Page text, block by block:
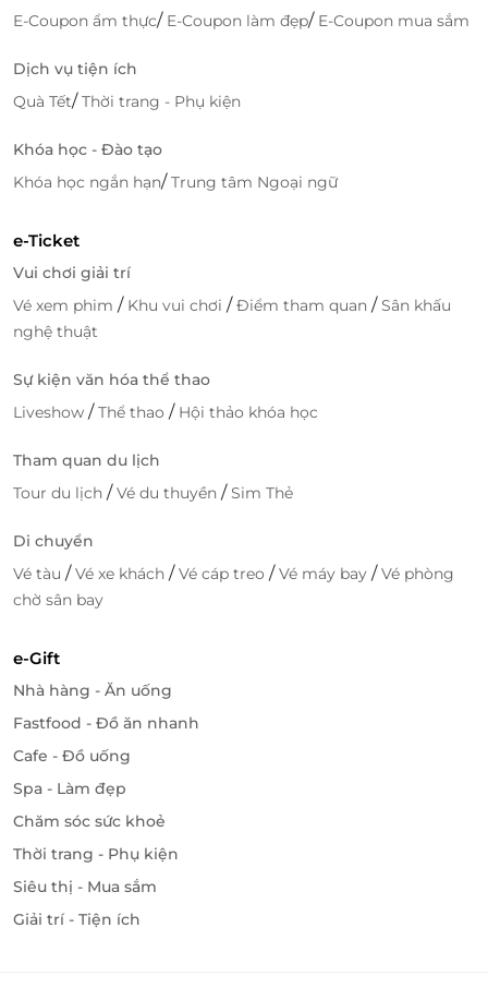
E-Coupon ẩm thực/ E-Coupon làm đẹp/ E-Coupon mua sắm
Dịch vụ tiện ích
Quà Tết/Thời trang - Phụ kiện
Khóa học - Đào tạo
Khóa học ngắn hạn/Trung tâm Ngoại ngữ
e-Ticket
Vui chơi giải trí
Vé xem phim / Khu vui chơi /Điểm tham quan /Sân khấu
nghệ thuật
Sự kiện văn hóa thể thao
Liveshow /Thể thao / Hội thảo khóa học
Tham quan du lịch
Tour du lịch /Vé du thuyền /Sim Thẻ
Di chuyển
Vé tàu /Vé xe khách /Vé cáp treo /Vé máy bay /Vé phòng
chờ sân bay
e-Gift
Nhà hàng - Ăn uống
Fastfood - Đồ ăn nhanh
Cafe - Đồ uống
Spa - Làm đẹp
Chăm sóc sức khoẻ
Thời trang - Phụ kiện
Siêu thị - Mua sắm
Giải trí - Tiện ích